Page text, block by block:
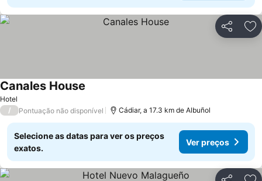
Partilhar
Hotel
Canales House
/ Pontuação não disponível Cádiar, a 17.3 km de Albuñol
Selecione as datas para ver os preços
exatos.
Ver preços